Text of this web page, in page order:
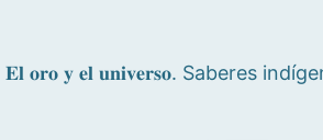
𝐄𝐥 𝐨𝐫𝐨 𝐲 𝐞𝐥 𝐮𝐧𝐢𝐯𝐞𝐫𝐬𝐨. Saberes